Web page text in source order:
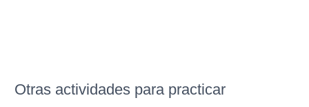
Otras actividades para practicar